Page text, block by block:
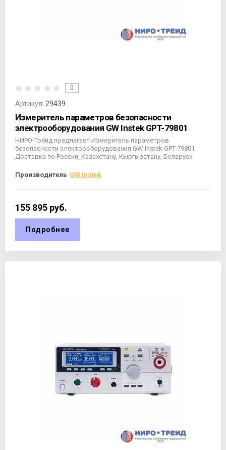
0
Артикул: 29439
Измеритель параметров безопасности
электрооборудования GW Instek GPT-79801
НИРО-Трейд предлагает Измеритель параметров
безопасности электрооборудования GW Instek GPT-79801
Доставка по России, Казахстану, Кыргызстану, Беларуси
Производитель GW Instek
155 895 руб.
Подробнее